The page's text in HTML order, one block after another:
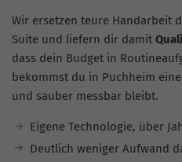
Wir ersetzen teure Handarbeit
Suite und liefern dir damit
dass dein Budget in
bekommst du in Puchheim
und sauber messbar bleibt.
Eigene Technologie, über
Deutlich weniger Aufwand